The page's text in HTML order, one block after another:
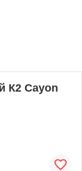
К2 Cayon